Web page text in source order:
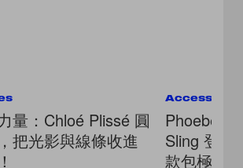
量：Chloé Plissé 圓
把光影與線條收進
Phoebe
Sling 登場
款包極簡